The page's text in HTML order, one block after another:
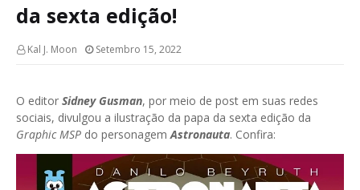
da sexta edição!
Kal J. Moon Setembro 15, 2022
O editor Sidney Gusman, por meio de post em suas redes
sociais, divulgou a ilustração da papa da sexta edição da
Graphic MSP do personagemAstronauta. Confira: